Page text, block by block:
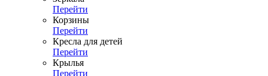
Перейти
Корзины
Перейти
Кресла для детей
Перейти
Крылья
Перейти